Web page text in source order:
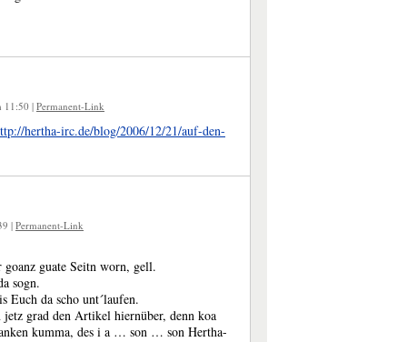
11:50 | Permanent-Link
hertha-irc.de/blog/2006/12/21/auf-den-
| Permanent-Link
goanz guate Seitn worn, gell.
sogn.
Euch da scho unt´laufen.
grad den Artikel hiernüber, denn koa
kumma, des i a … son … son Hertha-